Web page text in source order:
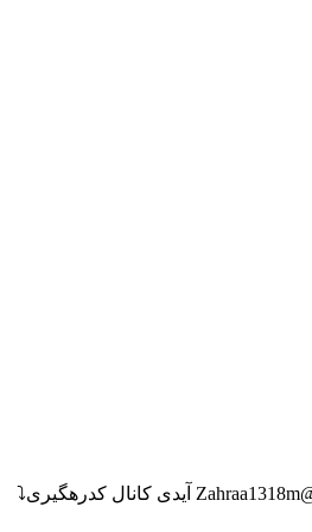
آغاز فعالیت 99.8.7 ارسال۴الی ۷ روز کاری✅ گالری مجلسی میشا 🧡 @Majlesi_Misha کیف و کفش میشا 🧡 @KifKafshMisha ارسال رایگان ✅ ادمین ثبت سفارش⤵️ @Zahraa1318m آیدی کانال کدرهگیری⤵️